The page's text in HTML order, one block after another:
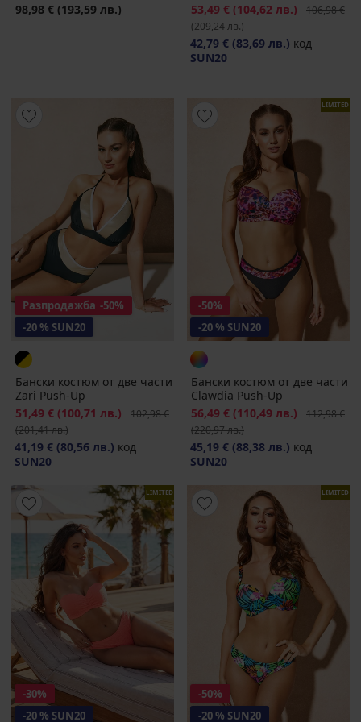
98,98 € (193,59 лв.) Намаление
53,49 € (104,62 лв.)
106,98 €
(209,24 лв.)
42,79 € (83,69 лв.) код
SUN20
Разпродажба -50%
-20 % SUN20
Бански костюм от две части
Zаri Push-Up
Намаление
51,49 € (100,71 лв.) Първоначална цена
102,98 €
(201,41 лв.)
41,19 € (80,56 лв.) код
SUN20
LIMITED
-50%
-20 % SUN20
Бански костюм от две части
Clawdia Push-Up
Намаление
56,49 € (110,49 лв.)
112,98 €
(220,97 лв.)
45,19 € (88,38 лв.) код
SUN20
LIMITED
-30%
-20 % SUN20
LIMITED
-50%
-20 % SUN20